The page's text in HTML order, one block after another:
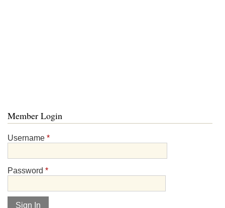
Member Login
Username *
Password *